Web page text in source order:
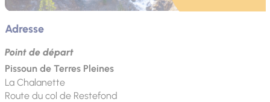
Adresse
Point de départ
Pissoun de Terres Pleines
La Chalanette
Route du col de Restefond